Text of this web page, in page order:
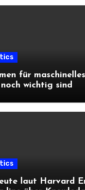
für
wichtig sind
laut Harvard